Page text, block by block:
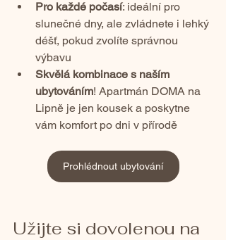
Pro každé počasí: ideální pro
slunečné dny, ale zvládnete i lehký
déšť, pokud zvolíte správnou
výbavu
Skvělá kombinace s naším
ubytováním! Apartmán DOMA na
Lipně je jen kousek a poskytne
vám komfort po dni v přírodě
Prohlédnout ubytování
Užijte si dovolenou na